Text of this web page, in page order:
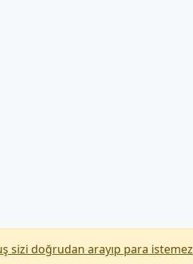
sizi doğrudan arayıp para istemez